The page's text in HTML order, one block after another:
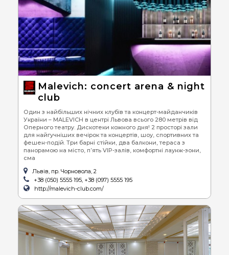
Malevich: concert arena & night
club
Один з найбільших нічних клубів та концерт-майданчиків
України – MALEVICH в центрі Львова всього 280 метрів від
Оперного театру. Дискотеки кожного дня! 2 просторі зали
для найгучніших вечірок та концертів, шоу, спортивних та
фешен-подій. Три барні стійки, два балкони, тераса з
панорамою на місто, п’ять VIP-залів, комфортні лаунж-зони,
сма
Львів, пр. Чорновола, 2
+38 (050) 5555 195, +38 (097) 5555 195
http://malevich-club.com/